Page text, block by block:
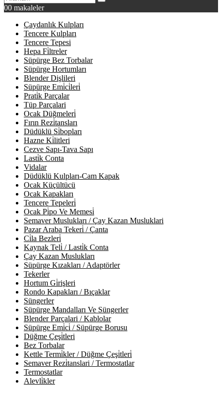
00 makaleler
Çaydanlık Kulpları
Tencere Kulpları
Tencere Tepesi
Hepa Fi̇ltreler
Süpürge Bez Torbalar
Süpürge Hortumları
Blender Dişlileri
Süpürge Emi̇ci̇leri̇
Prati̇k Parçalar
Tüp Parçalari
Ocak Düğmeleri̇
Fırın Rezi̇tansları
Düdüklü Si̇bopları
Hazne Ki̇litleri
Cezve Sapı-Tava Sapı
Lasti̇k Conta
Vidalar
Düdüklü Kulpları-Cam Kapak
Ocak Küçültücü
Ocak Kapakları
Tencere Tepeleri̇
Ocak Pi̇po Ve Memesi̇
Semaver Muslukları / Çay Kazan Musluklari
Pazar Araba Tekeri̇ / Çanta
Ci̇la Bezleri̇
Kaynak Teli̇ / Lasti̇k Conta
Çay Kazan Muslukları
Süpürge Kızakları / Adaptörler
Tekerler
Hortum Gi̇rişleri
Rondo Kapakları / Bıçaklar
Süngerler
Süpürge Mandalları Ve Süngerler
Blender Parçalari / Kablolar
Süpürge Emi̇ci̇ / Süpürge Borusu
Düğme Çeşi̇tleri
Bez Torbalar
Kettle Termi̇kler / Düğme Çeşi̇tleri̇
Semaver Rezi̇tanslari / Termostatlar
Termostatlar
Alevli̇kler